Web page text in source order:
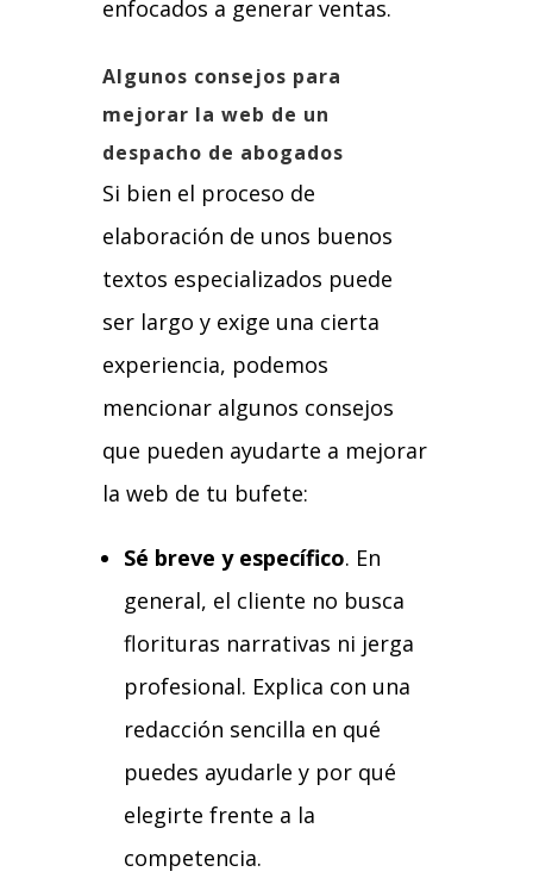
enfocados a generar ventas.
Algunos consejos para
mejorar la web de un
despacho de abogados
Si bien el proceso de
elaboración de unos buenos
textos especializados puede
ser largo y exige una cierta
experiencia, podemos
mencionar algunos consejos
que pueden ayudarte a mejorar
la web de tu bufete:
Sé breve y específico. En
general, el cliente no busca
florituras narrativas ni jerga
profesional. Explica con una
redacción sencilla en qué
puedes ayudarle y por qué
elegirte frente a la
competencia.